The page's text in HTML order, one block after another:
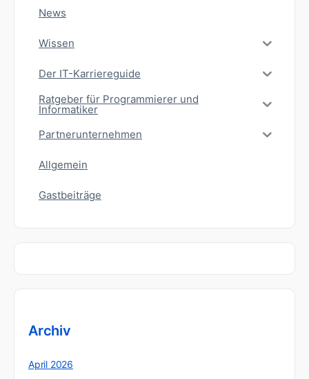
News
Wissen
Der IT-Karriereguide
Ratgeber für Programmierer und
Informatiker
Partnerunternehmen
Allgemein
Gastbeiträge
Archiv
April 2026